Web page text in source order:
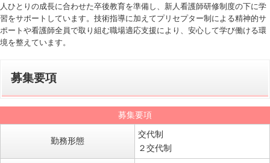
人ひとりの成長に合わせた卒後教育を準備し、新人看護師研修制度の下に学
習をサポートしています。技術指導に加えてプリセプター制による精神的サ
ポートや看護師全員で取り組む職場適応支援により、安心して学び働ける環
境を整えています。
募集要項
募集要項
勤務形態
交代制
２交代制